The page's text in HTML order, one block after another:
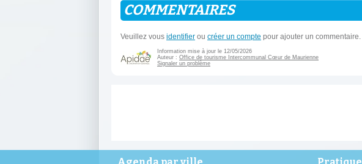
COMMENTAIRES
Veuillez vous identifier ou créer un compte pour ajouter un commentaire.
Information mise à jour le 12/05/2026
Auteur : Office de tourisme Intercommunal Cœur de Maurienne
Signaler un problème